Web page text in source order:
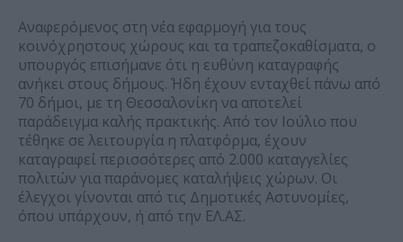
Αναφερόμενος στη νέα εφαρμογή για τους
κοινόχρηστους χώρους και τα τραπεζοκαθίσματα, ο
υπουργός επισήμανε ότι η ευθύνη καταγραφής
ανήκει στους δήμους. Ήδη έχουν ενταχθεί πάνω από
70 δήμοι, με τη Θεσσαλονίκη να αποτελεί
παράδειγμα καλής πρακτικής. Από τον Ιούλιο που
τέθηκε σε λειτουργία η πλατφόρμα, έχουν
καταγραφεί περισσότερες από 2.000 καταγγελίες
πολιτών για παράνομες καταλήψεις χώρων. Οι
έλεγχοι γίνονται από τις Δημοτικές Αστυνομίες,
όπου υπάρχουν, ή από την ΕΛ.ΑΣ.